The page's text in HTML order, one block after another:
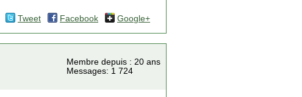
Tweet Facebook Google+
Membre depuis : 20 ans
Messages: 1 724